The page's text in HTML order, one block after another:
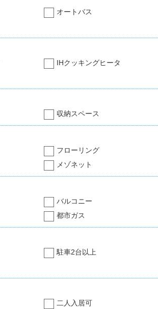
オートバス
IHクッキングヒータ
収納スペース
フローリング
メゾネット
バルコニー
都市ガス
駐車2台以上
二人入居可